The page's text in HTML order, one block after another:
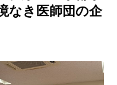
なき医師団の企